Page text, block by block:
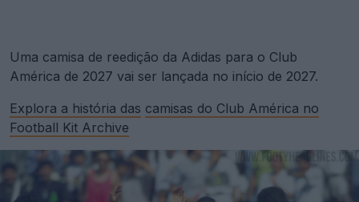
Uma camisa de reedição da Adidas para o Club
América de 2027 vai ser lançada no início de 2027.
Explora a história das camisas do Club América no
Football Kit Archive